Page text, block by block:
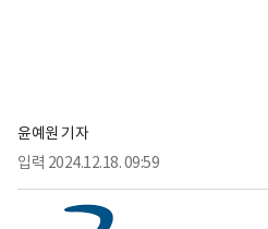
윤예원 기자
입력 2024.12.18. 09:59